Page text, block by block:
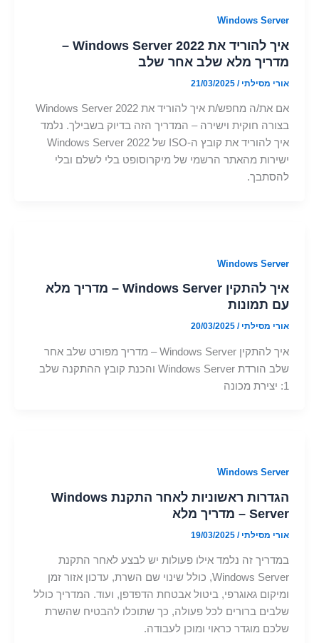
Windows Server
איך להוריד את Windows Server 2022 –
מדריך מלא שלב אחר שלב
אורי מסילתי/
21/03/2025
אם את/ה מחפש/ת איך להוריד את Windows Server 2022
בצורה חוקית וישירה – המדריך הזה בדיוק בשבילך. נלמד
איך להוריד את קובץ ה-ISO של Windows Server 2022
ישירות מהאתר הרשמי של מיקרוסופט בלי לשלם ובלי
להסתבך.
Windows Server
איך להתקין Windows Server – מדריך מלא
עם תמונות
אורי מסילתי/
20/03/2025
איך להתקין Windows Server – מדריך מפורט שלב אחר
שלב הורדת Windows Server והכנת קובץ ההתקנה שלב
1: יצירת מכונה
Windows Server
הגדרות ראשוניות לאחר התקנת Windows
Server – מדריך מלא
אורי מסילתי/
19/03/2025
במדריך זה נלמד אילו פעולות יש לבצע לאחר התקנת
Windows Server, כולל שינוי שם השרת, עדכון אזור זמן
ומיקום גאוגרפי, ביטול אבטחת הדפדפן, ועוד. המדריך כולל
שלבים ברורים לכל פעולה, כך שתוכלו להבטיח שהשרת
שלכם מוגדר כראוי ומוכן לעבודה.